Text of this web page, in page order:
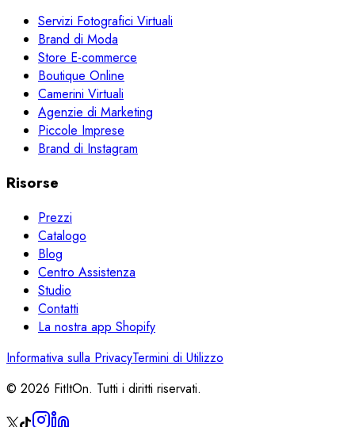
Servizi Fotografici Virtuali
Brand di Moda
Store E-commerce
Boutique Online
Camerini Virtuali
Agenzie di Marketing
Piccole Imprese
Brand di Instagram
Risorse
Prezzi
Catalogo
Blog
Centro Assistenza
Studio
Contatti
La nostra app Shopify
Informativa sulla PrivacyTermini di Utilizzo
© 2026 FitItOn. Tutti i diritti riservati.